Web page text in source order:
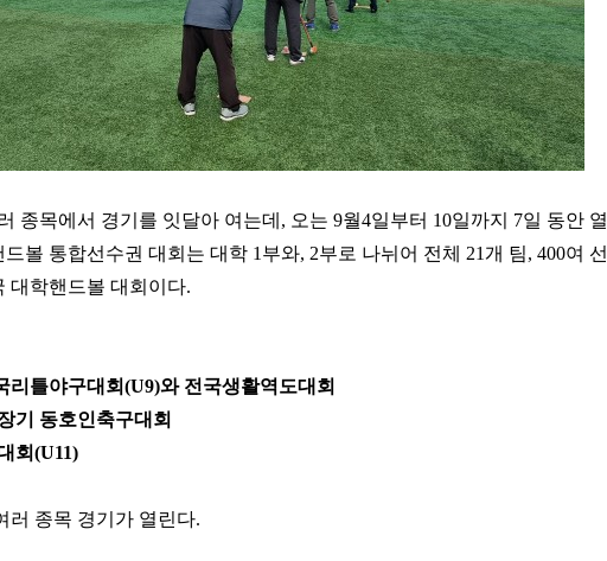
종목에서 경기를 잇달아 여는데 , 오는 9월4일부터 10일까지 7일 동안 열
드볼 통합선수권 대회는 대학 1 부와, 2부로 나뉘어 전체 21개 팀, 400여 선
대학핸드볼 대회이다.
리틀야구대회(U9)와 전국생활역도대회
기 동호인축구대회
회(U11)
러 종목 경기가 열린다.